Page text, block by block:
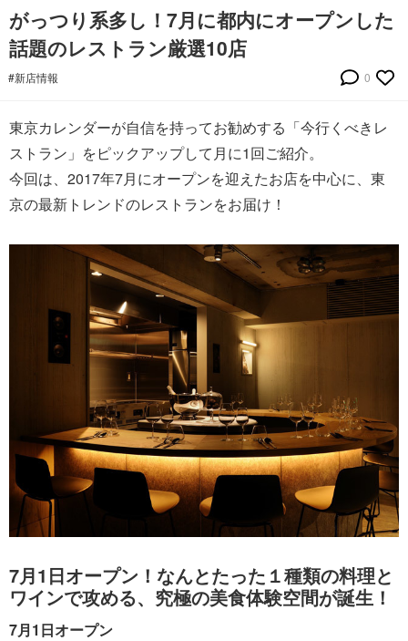
がっつり系多し！7月に都内にオープンした
話題のレストラン厳選10店
#新店情報 0
東京カレンダーが自信を持ってお勧めする「今行くべきレ
ストラン」をピックアップして月に1回ご紹介。
今回は、2017年7月にオープンを迎えたお店を中心に、東
京の最新トレンドのレストランをお届け！
7月1日オープン！なんとたった１種類の料理と
ワインで攻める、究極の美食体験空間が誕生！
7月1日オープン